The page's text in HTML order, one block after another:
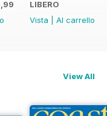
LIBERO
Vista
Al carrello
View All